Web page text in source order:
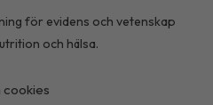
för evidens och vetenskap
och hälsa.
cookies